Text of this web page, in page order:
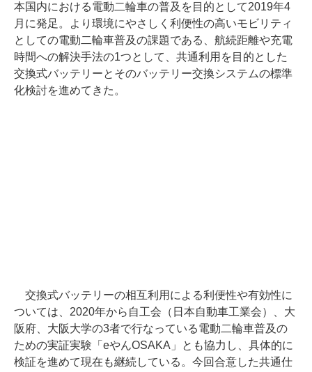
本国内における電動二輪車の普及を目的として2019年4
月に発足。より環境にやさしく利便性の高いモビリティ
としての電動二輪車普及の課題である、航続距離や充電
時間への解決手法の1つとして、共通利用を目的とした
交換式バッテリーとそのバッテリー交換システムの標準
化検討を進めてきた。
交換式バッテリーの相互利用による利便性や有効性に
ついては、2020年から自工会（日本自動車工業会）、大
阪府、大阪大学の3者で行なっている電動二輪車普及の
ための実証実験「eやんOSAKA」とも協力し、具体的に
検証を進めて現在も継続している。今回合意した共通仕